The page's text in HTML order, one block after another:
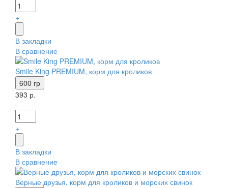
+
В закладки
В сравнение
Smile King PREMIUM, корм для кроликов
600 гр
393 р.
-
+
В закладки
В сравнение
Верные друзья, корм для кроликов и морских свинок